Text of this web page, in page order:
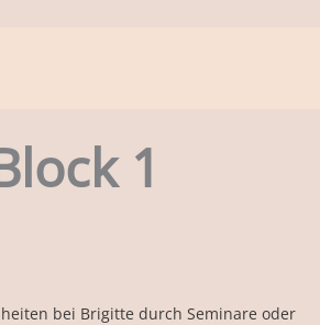
1
bei Brigitte durch Seminare oder